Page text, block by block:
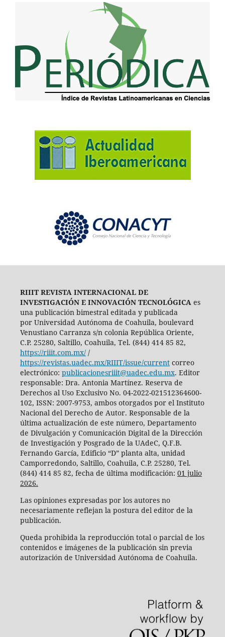
RIIIT REVISTA INTERNACIONAL DE
INVESTIGACIÓN E INNOVACIÓN TECNOLÓGICA es
una publicación bimestral editada y publicada
por Universidad Autónoma de Coahuila, boulevard
Venustiano Carranza s/n colonia República Oriente,
C.P. 25280, Saltillo, Coahuila, Tel. (844) 414 85 82,
https://riiit.com.mx//
https://revistas.uadec.mx/RIIIT/issue/currentcorreo
electrónico: publicacionesriiit@uadec.edu.mx. Editor
responsable: Dra. Antonia Martínez. Reserva de
Derechos al Uso Exclusivo No. 04-2022-021512364600-
102, ISSN: 2007-9753, ambos otorgados por el Instituto
Nacional del Derecho de Autor. Responsable de la
última actualización de este número, Departamento
de Divulgación y Comunicación Digital de la Dirección
de Investigación y Posgrado de la UAdeC, Q.F.B.
Fernando García, Edificio “D” planta alta, unidad
Camporredondo, Saltillo, Coahuila, C.P. 25280, Tel.
(844) 414 85 82, fecha de última modificación: 01 julio
2026.
Las opiniones expresadas por los autores no
necesariamente reflejan la postura del editor de la
publicación.
Queda prohibida la reproducción total o parcial de los
contenidos e imágenes de la publicación sin previa
autorización de Universidad Autónoma de Coahuila.